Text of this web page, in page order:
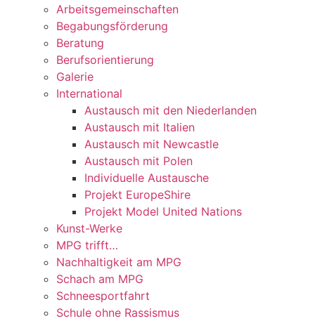
Arbeitsgemeinschaften
Begabungsförderung
Beratung
Berufsorientierung
Galerie
International
Austausch mit den Niederlanden
Austausch mit Italien
Austausch mit Newcastle
Austausch mit Polen
Individuelle Austausche
Projekt EuropeShire
Projekt Model United Nations
Kunst-Werke
MPG trifft…
Nachhaltigkeit am MPG
Schach am MPG
Schneesportfahrt
Schule ohne Rassismus